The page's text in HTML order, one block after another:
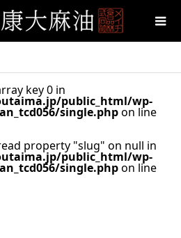
key 0 in
public_html/wp-
single.phpon line
property "slug" on null in
public_html/wp-
single.phpon line